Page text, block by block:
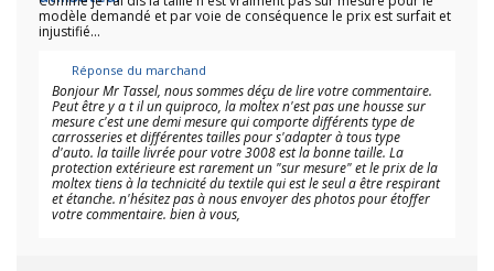
modèle demandé et par voie de conséquence le prix est surfait et
injustifié...
Réponse du marchand
Bonjour Mr Tassel, nous sommes déçu de lire votre commentaire.
Peut être y a t il un quiproco, la moltex n'est pas une housse sur
mesure c'est une demi mesure qui comporte différents type de
carrosseries et différentes tailles pour s'adapter à tous type
d'auto. la taille livrée pour votre 3008 est la bonne taille. La
protection extérieure est rarement un "sur mesure" et le prix de la
moltex tiens à la technicité du textile qui est le seul a être respirant
et étanche. n'hésitez pas à nous envoyer des photos pour étoffer
votre commentaire. bien à vous,